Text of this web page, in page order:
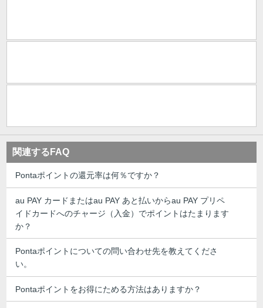
関連するFAQ
Pontaポイントの還元率は何％ですか？
au PAY カードまたはau PAY あと払いからau PAY プリペ
イドカードへのチャージ（入金）でポイントはたまります
か？
Pontaポイントについての問い合わせ先を教えてくださ
い。
Pontaポイントをお得にためる方法はありますか？